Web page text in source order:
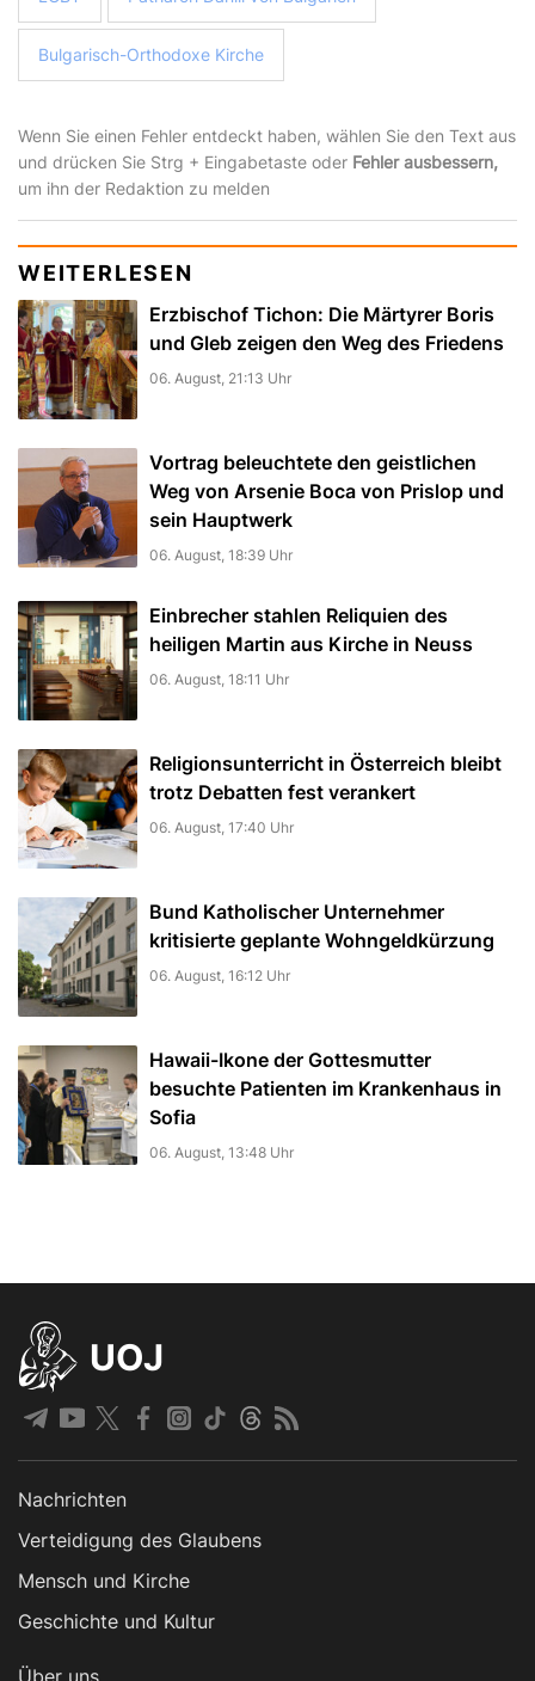
Bulgarisch-Orthodoxe Kirche
Wenn Sie einen Fehler entdeckt haben, wählen Sie den Text aus
und drücken Sie Strg + Eingabetaste oder Fehler ausbessern,
um ihn der Redaktion zu melden
WEITERLESEN
Erzbischof Tichon: Die Märtyrer Boris
und Gleb zeigen den Weg des Friedens
06. August, 21:13 Uhr
Vortrag beleuchtete den geistlichen
Weg von Arsenie Boca von Prislop und
sein Hauptwerk
06. August, 18:39 Uhr
Einbrecher stahlen Reliquien des
heiligen Martin aus Kirche in Neuss
06. August, 18:11 Uhr
Religionsunterricht in Österreich bleibt
trotz Debatten fest verankert
06. August, 17:40 Uhr
Bund Katholischer Unternehmer
kritisierte geplante Wohngeldkürzung
06. August, 16:12 Uhr
Hawaii-Ikone der Gottesmutter
besuchte Patienten im Krankenhaus in
Sofia
06. August, 13:48 Uhr
UOJ
Nachrichten
Verteidigung des Glaubens
Mensch und Kirche
Geschichte und Kultur